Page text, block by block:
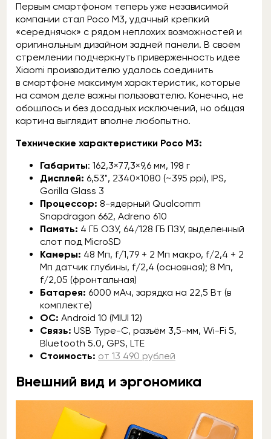
Первым смартфоном теперь уже независимой
компании стал Poco M3, удачный крепкий
«середнячок» с рядом неплохих возможностей и
оригинальным дизайном задней панели. В своём
стремлении подчеркнуть приверженность идее
Xiaomi производителю удалось соединить
в смартфоне максимум характеристик, которые
на самом деле важны пользователю. Конечно, не
обошлось и без досадных исключений, но общая
картина выглядит вполне любопытно.
Технические характеристики Poco M3:
Габариты: 162,3×77,3×9,6 мм, 198 г
Дисплей: 6,53", 2340×1080 (~395 ppi), IPS,
Gorilla Glass 3
Процессор: 8-ядерный Qualcomm
Snapdragon 662, Adreno 610
Память: 4 ГБ ОЗУ, 64/128 ГБ ПЗУ, выделенный
слот под MicroSD
Камеры: 48 Мп, f/1,79 + 2 Мп макро, f/2,4 + 2
Мп датчик глубины, f/2,4 (основная); 8 Мп,
f/2,05 (фронтальная)
Батарея: 6000 мАч, зарядка на 22,5 Вт (в
комплекте)
ОС: Android 10 (MIUI 12)
Связь: USB Type-C, разъём 3,5-мм, Wi-Fi 5,
Bluetooth 5.0, GPS, LTE
Стоимость: от 13 490 рублей
Внешний вид и эргономика